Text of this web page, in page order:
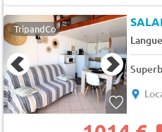
TripandCo